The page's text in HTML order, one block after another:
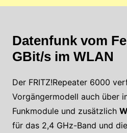
Datenfunk vom
GBit/s im WLAN
Der FRITZ!Repeater 6000
Vorgängermodell auch über
Funkmodule und zusätzlich
für das 2,4 GHz-Band und